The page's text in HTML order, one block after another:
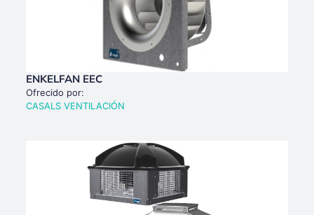
ENKELFAN EEC
Ofrecido por:
CASALS VENTILACIÓN